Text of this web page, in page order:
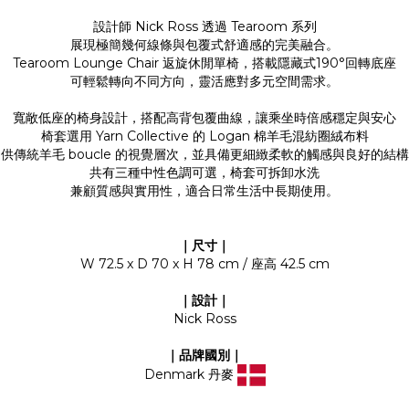
設計師 Nick Ross 透過 Tearoom 系列
展現極簡幾何線條與包覆式舒適感的完美融合。
Tearoom Lounge Chair 返旋休閒單椅，搭載隱藏式190°回轉底座
可輕鬆轉向不同方向，靈活應對多元空間需求。
寬敞低座的椅身設計，搭配高背包覆曲線，讓乘坐時倍感穩定與安心
椅套選用 Yarn Collective 的 Logan 棉羊毛混紡圈絨布料
傳統羊毛 boucle 的視覺層次，並具備更細緻柔軟的觸感與良好的結
共有三種中性色調可選，椅套可拆卸水洗
兼顧質感與實用性，適合日常生活中長期使用。
｜尺寸｜
W 72.5 x D 70 x H 78 cm / 座高 42.5 cm
｜設計｜
Nick Ross
｜品牌國別｜
Denmark 丹麥